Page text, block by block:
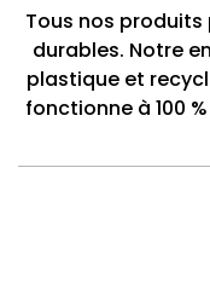
Tous nos
durables. Notre
plastique et
fonctionne à 100